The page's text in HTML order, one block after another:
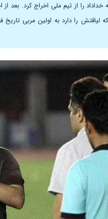
خداداد را از تیم ملی اخراج کرد. بعد
لیاقتش را دارد به اولین مربی